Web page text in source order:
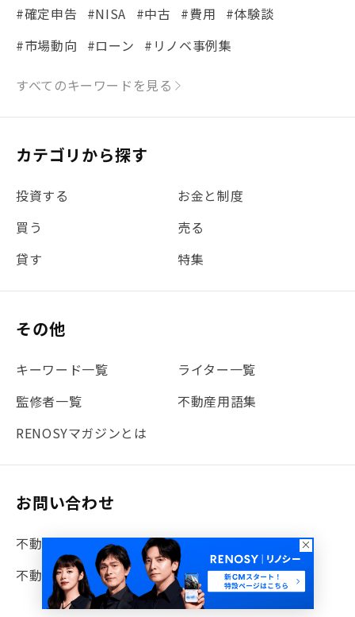
#確定申告
#NISA #中古 #費用
#体験談
#市場動向
#ローン
#リノベ事例集
#シミュレーション #まちの住みやすさ発見！
#REIT
#新型コロナ #ETF #固定資産税
#団体信用生命保険
#贈与税 #災害に備える
#書類
#リノシーチャンネル
#不動産投資体験レポ
#地震対策
#セミナー #渋谷
#ふるさと納税
#法人化
#クラウドファンディング #JR京浜東北線
#まとめ #融資 #目黒
#JR湘南新宿ライン
#池袋
#不動産投資の基本
#20代 #都営浅草線
#東急東横線
すべてのキーワードを見る
カテゴリから探す
投資する
お金と制度
買う
売る
貸す
特集
その他
キーワード一覧
ライター一覧
監修者一覧
不動産用語集
RENOSYマガジンとは
お問い合わせ
不動産投資について
不動産の購入・売却・リノベについて